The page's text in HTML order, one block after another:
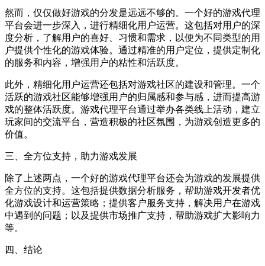
然而，仅仅做好游戏的分发是远远不够的。一个好的游戏代理
平台会进一步深入，进行精细化用户运营。这包括对用户的深
度分析，了解用户的喜好、习惯和需求，以便为不同类型的用
户提供个性化的游戏体验。通过精准的用户定位，提供定制化
的服务和内容，增强用户的粘性和活跃度。
此外，精细化用户运营还包括对游戏社区的建设和管理。一个
活跃的游戏社区能够增强用户的归属感和参与感，进而提高游
戏的整体活跃度。游戏代理平台通过举办各类线上活动，建立
玩家间的交流平台，营造积极的社区氛围，为游戏创造更多的
价值。
三、全方位支持，助力游戏发展
除了上述两点，一个好的游戏代理平台还会为游戏的发展提供
全方位的支持。这包括提供数据分析服务，帮助游戏开发者优
化游戏设计和运营策略；提供客户服务支持，解决用户在游戏
中遇到的问题；以及提供市场推广支持，帮助游戏扩大影响力
等。
四、结论